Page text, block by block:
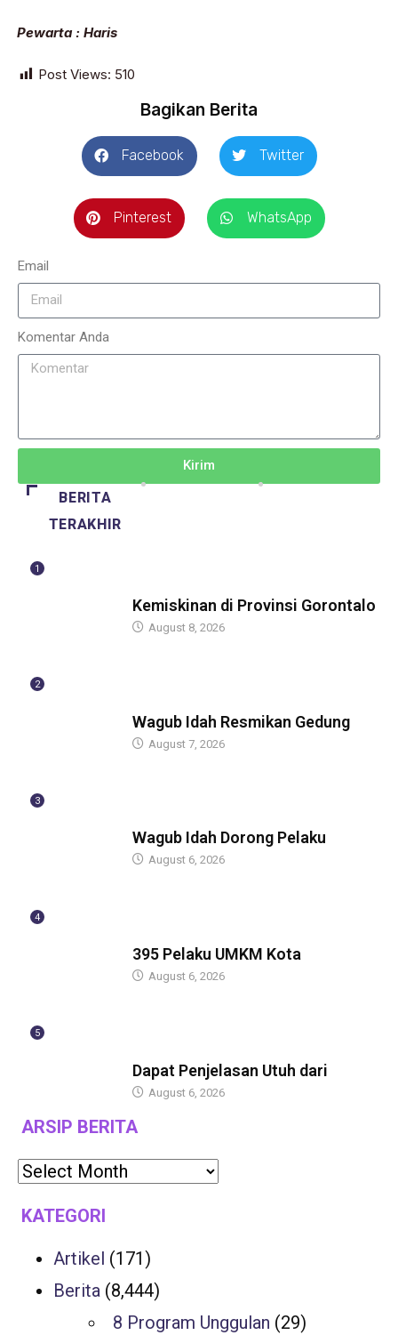
Pewarta : Haris
Post Views: 510
Bagikan Berita
Facebook Twitter
Pinterest WhatsApp
Email
Komentar Anda
Kirim
BERITA
TERAKHIR
1
Kemiskinan di Provinsi Gorontalo
August 8, 2026
2
Wagub Idah Resmikan Gedung
August 7, 2026
3
Wagub Idah Dorong Pelaku
August 6, 2026
4
395 Pelaku UMKM Kota
August 6, 2026
5
Dapat Penjelasan Utuh dari
August 6, 2026
ARSIP BERITA
KATEGORI
Artikel (171)
Berita (8,444)
8 Program Unggulan (29)